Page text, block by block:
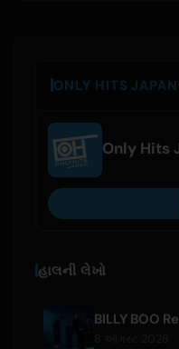
ONLY HITS JAPAN
Only Hits
હાલની લેખો